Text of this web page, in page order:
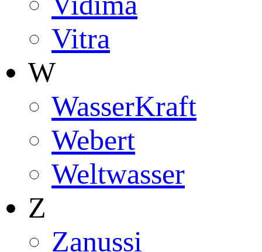
Vitra
W
WasserKraft
Webert
Weltwasser
Z
Zanussi